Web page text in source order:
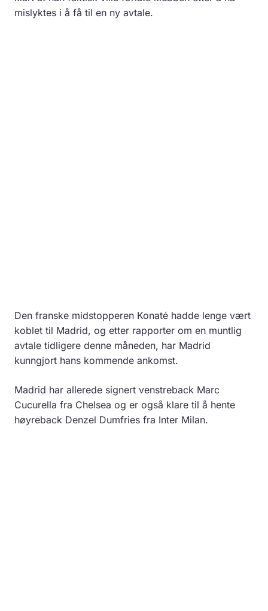
mislyktes i å få til en ny avtale.
Den franske midstopperen Konaté hadde lenge vært
koblet til Madrid, og etter rapporter om en muntlig
avtale tidligere denne måneden, har Madrid
kunngjort hans kommende ankomst.
Madrid har allerede signert venstreback Marc
Cucurella fra Chelsea og er også klare til å hente
høyreback Denzel Dumfries fra Inter Milan.